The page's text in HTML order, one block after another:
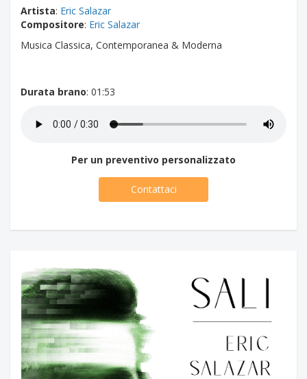
Artista: Eric Salazar
Compositore: Eric Salazar
Musica Classica, Contemporanea & Moderna
Durata brano: 01:53
Per un preventivo personalizzato
Contattaci